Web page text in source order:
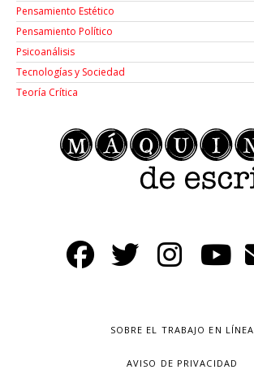
Pensamiento Estético
Pensamiento Político
Psicoanálisis
Tecnologías y Sociedad
Teoría Crítica
SOBRE EL TRABAJO EN LÍNEA
AVISO DE PRIVACIDAD